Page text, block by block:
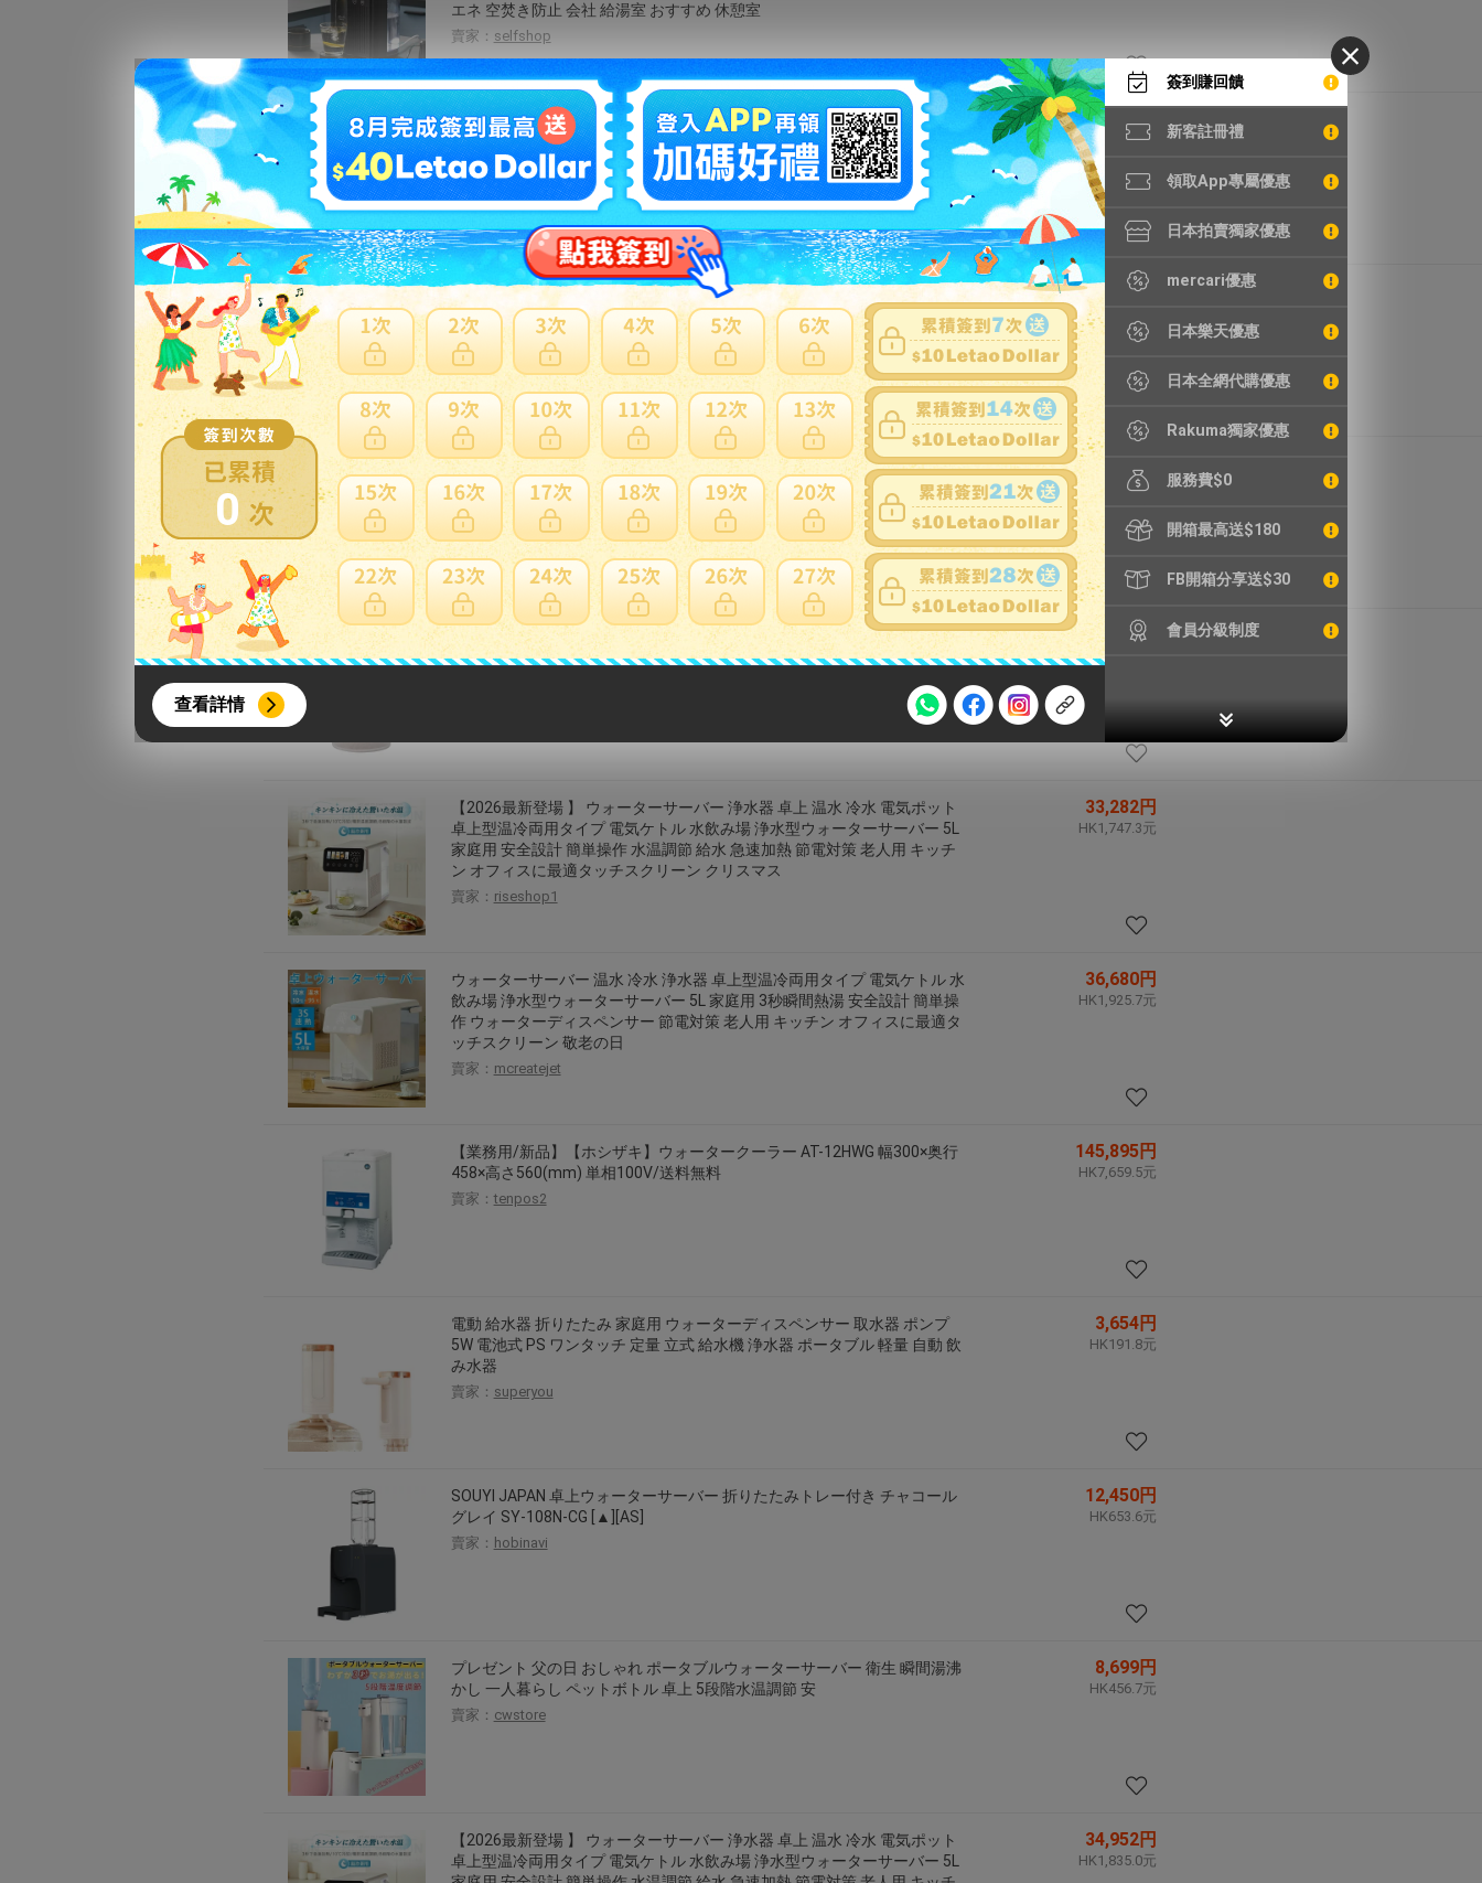
0
【8月簽到活動】
活動期間：
2026年8月1日上午00:00開始至2026年8月31日晚上23:59結束。
本月每完成簽到7次，系統會即時發放「$10 Letao Dollar」至會員帳戶中。
本月簽到活動最多可獲得「$40 Letao Dollar」。
會員需完成手機認證才可參加本活動，若要參加APP加碼活動，可掃瞄QRcode下載APP。
Letao Dollar使用規則：
Letao Dollar使用期限至發放後第30日之晚上23:59。
Letao Dollar不可用於購買商品為「門票、優惠券、住宿券、禮券、儲值卡……等等」、48小時外付款、
類現金商品、日本寄日本之訂單。
使用Letao Dollar之委託單，如因價格不符、缺貨、非Letao因素(退貨不會歸還)退單者，退回的Letao
Dollar使用期限不會延長。
Letao 保有所有變更、修改或提前終止之權利，如有變更恕不另行通知，將以官網公告為準。
查看詳情
簽到賺回饋
新客註冊禮
領取App專屬優惠
日本拍賣獨家優惠
mercari優惠
日本樂天優惠
日本全網代購優惠
Rakuma獨家優惠
服務費$0
開箱最高送$180
FB開箱分享送$30
會員分級制度
エネ 空焚き防止 会社 給湯室 おすすめ 休憩室
賣家： selfshop
【 POCKET IQ7 】
賣家：first-oa
37,900円
HK1,989.8元
温水 温水 休憩室3秒瞬間熱湯 浄水器給湯室 浄水器 ウォーターサーバー 冷
水 12段階温度調整 浄水機能 電ケトル コンパク ウォーターディスペンサー
簡単操作 家庭用卓上型 家庭用卓上型 おすすめ 浄水機能 浄水器ウォーター
サーバー 3L 安全設計 急速加熱
賣家：sankoshoukai
11,250円
HK590.6元
※法人専用品※ Watta 専用浄水カートリッジ KW-03C 1点
賣家： tuzukiya
22,900円
HK1,202.3元
カートリッジ エアペットプラス用カートリッジ （ 交換用カートリッジ 純
水器生成器 エアペットプラス 水道水 純水 EP-01用 交換用 パーツ 消耗品 不
7,480円
HK392.7元
【2026最新登場 】 ウォーターサーバー 浄水器 卓上 温水 冷水 電気ポット
卓上型温冷両用タイプ 電気ケトル 水飲み場 浄水型ウォーターサーバー 5L
家庭用 安全設計 簡単操作 水温調節 給水 急速加熱 節電対策 老人用 キッチ
ン オフィスに最適タッチスクリーン クリスマス
賣家： riseshop1
33,282円
HK1,747.3元
ウォーターサーバー 温水 冷水 浄水器 卓上型温冷両用タイプ 電気ケトル 水
飲み場 浄水型ウォーターサーバー 5L 家庭用 3秒瞬間熱湯 安全設計 簡単操
作 ウォーターディスペンサー 節電対策 老人用 キッチン オフィスに最適タ
ッチスクリーン 敬老の日
賣家： mcreatejet
36,680円
HK1,925.7元
【業務用/新品】【ホシザキ】ウォータークーラー AT-12HWG 幅300×奥行
458×高さ560(mm) 単相100V/送料無料
賣家：tenpos2
145,895円
HK7,659.5元
電動 給水器 折りたたみ 家庭用 ウォーターディスペンサー 取水器 ポンプ
5W 電池式 PS ワンタッチ 定量 立式 給水機 浄水器 ポータブル 軽量 自動 飲
み水器
賣家： superyou
3,654円
HK191.8元
SOUYI JAPAN 卓上ウォーターサーバー 折りたたみトレー付き チャコール
グレイ SY-108N-CG [▲][AS]
賣家： hobinavi
12,450円
HK653.6元
プレゼント 父の日 おしゃれ ポータブルウォーターサーバー 衛生 瞬間湯沸
かし 一人暮らし ペットボトル 卓上 5段階水温調節 安
賣家： cwstore
8,699円
HK456.7元
【2026最新登場 】 ウォーターサーバー 浄水器 卓上 温水 冷水 電気ポット
卓上型温冷両用タイプ 電気ケトル 水飲み場 浄水型ウォーターサーバー 5L
34,952円
HK1,835.0元